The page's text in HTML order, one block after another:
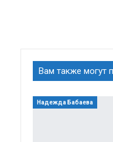
Вам также могут
Надежда Бабаева